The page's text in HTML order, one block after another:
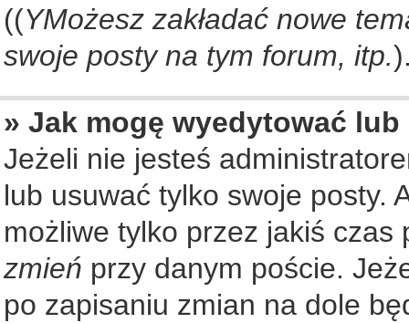
((YMożesz zakładać nowe
swoje posty na tym forum, itp.
» Jak mogę wyedytować
Jeżeli nie jesteś
lub usuwać tylko swoje posty.
możliwe tylko przez jakiś
zmień przy danym poście.
po zapisaniu zmian na dole